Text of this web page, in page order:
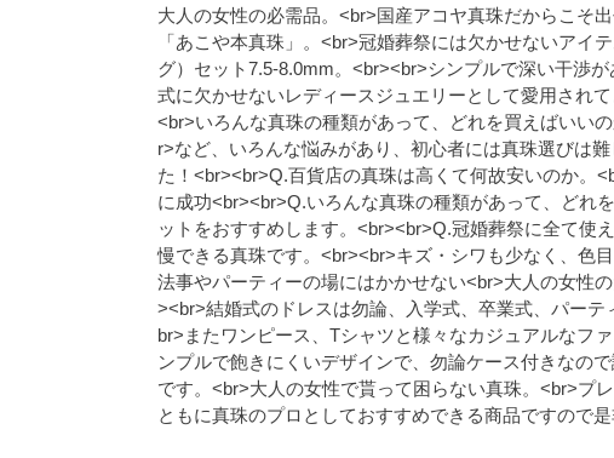
大人の女性の必需品。<br>国産アコヤ真珠だからこそ
「あこや本真珠」。<br>冠婚葬祭には欠かせないアイ
グ）セット7.5-8.0mm。<br><br>シンプルで深い干渉
式に欠かせないレディースジュエリーとして愛用され
<br>いろんな真珠の種類があって、どれを買えばいい
r>など、いろんな悩みがあり、初心者には真珠選びは
た！<br><br>Q.百貨店の真珠は高くて何故安いのか。
に成功<br><br>Q.いろんな真珠の種類があって、どれ
ットをおすすめします。<br><br>Q.冠婚葬祭に全て使
慢できる真珠です。<br><br>キズ・シワも少なく、色
法事やパーティーの場にはかかせない<br>大人の女性
><br>結婚式のドレスは勿論、入学式、卒業式、パー
br>またワンピース、Tシャツと様々なカジュアルなフ
ンプルで飽きにくいデザインで、勿論ケース付きなの
です。<br>大人の女性で貰って困らない真珠。<br>プ
ともに真珠のプロとしておすすめできる商品ですので